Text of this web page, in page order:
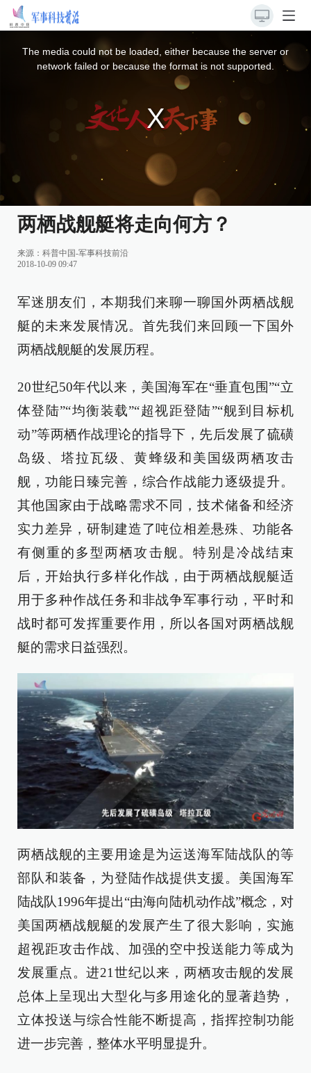
The media could not be loaded, either because the server or
network failed or because the format is not supported.
两栖战舰艇将走向何方？
来源： 科普中国-军事科技前沿
2018-10-09 09:47
军迷朋友们，本期我们来聊一聊国外两栖战舰
艇的未来发展情况。首先我们来回顾一下国外
两栖战舰艇的发展历程。
20世纪50年代以来，美国海军在“垂直包围”“立
体登陆”“均衡装载”“超视距登陆”“舰到目标机
动”等两栖作战理论的指导下，先后发展了硫磺
岛级、塔拉瓦级、黄蜂级和美国级两栖攻击
舰，功能日臻完善，综合作战能力逐级提升。
其他国家由于战略需求不同，技术储备和经济
实力差异，研制建造了吨位相差悬殊、功能各
有侧重的多型两栖攻击舰。特别是冷战结束
后，开始执行多样化作战，由于两栖战舰艇适
用于多种作战任务和非战争军事行动，平时和
战时都可发挥重要作用，所以各国对两栖战舰
艇的需求日益强烈。
两栖战舰的主要用途是为运送海军陆战队的等
部队和装备，为登陆作战提供支援。美国海军
陆战队1996年提出“由海向陆机动作战”概念，对
美国两栖战舰艇的发展产生了很大影响，实施
超视距攻击作战、加强的空中投送能力等成为
发展重点。进21世纪以来，两栖攻击舰的发展
总体上呈现出大型化与多用途化的显著趋势，
立体投送与综合性能不断提高，指挥控制功能
进一步完善，整体水平明显提升。